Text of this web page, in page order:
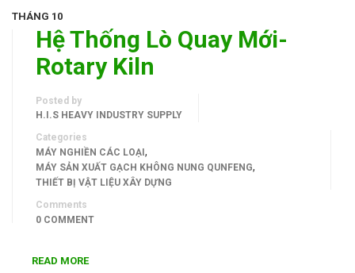
THÁNG 10
Hệ Thống Lò Quay Mới-
Rotary Kiln
Posted by
H.I.S HEAVY INDUSTRY SUPPLY
Categories
MÁY NGHIỀN CÁC LOẠI ,
MÁY SẢN XUẤT GẠCH KHÔNG NUNG QUNFENG,
THIẾT BỊ VẬT LIỆU XÂY DỰNG
Comments
0 COMMENT
READ MORE